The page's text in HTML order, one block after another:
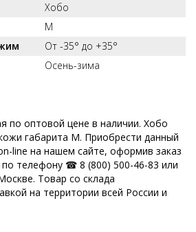
Хобо
M
От -35° до +35°
Осень-зима
по оптовой цене в наличии. Хобо
габарита M. Приобрести данный
line на нашем сайте, оформив заказ
телефону ☎ 8 (800) 500-46-83 или
Товар со склада
на территории всей России и